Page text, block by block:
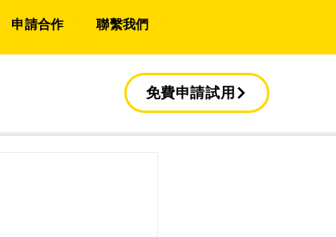
申請合作 聯繫我們
免費申請試用